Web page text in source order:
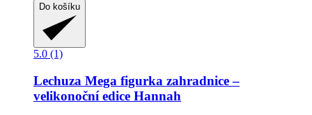
Do košíku
5.0 (1)
Lechuza Mega figurka zahradnice –
velikonoční edice Hannah